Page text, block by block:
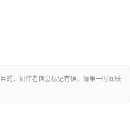
的，如作者信息标记有误，请第一时间联